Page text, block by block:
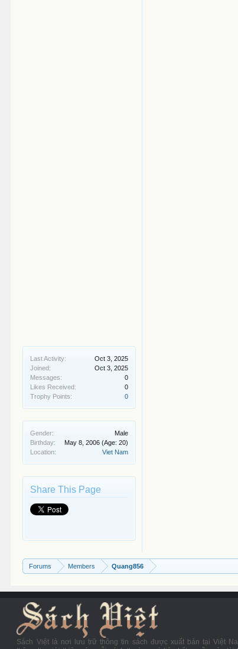
Last Activity:
Oct 3, 2025
Joined:
Oct 3, 2025
Messages:
0
Likes Received:
0
Trophy Points:
0
Gender:
Male
Birthday:
May 8, 2006 (Age: 20)
Location:
Viet Nam
Share This Page
Forums Members Quang856
Sách Việt là nơi lưu trữ thông tin sách được xuất bản tại Việt